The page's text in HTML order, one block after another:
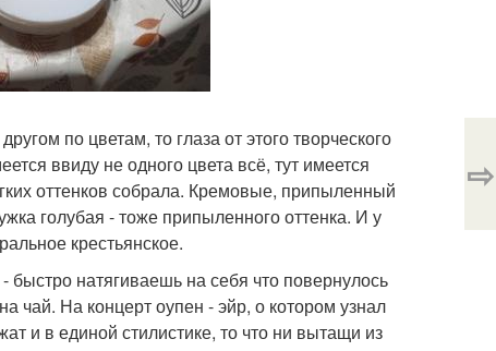
по цветам, то глаза от этого творческого
ввиду не одного цвета всё, тут имеется
оттенков собрала. Кремовые, припыленный
голубая - тоже припыленного оттенка. И у
крестьянское.
натягиваешь на себя что повернулось
чай. На концерт оупен - эйр, о котором узнал
и в единой стилистике, то что ни вытащи из
⇨